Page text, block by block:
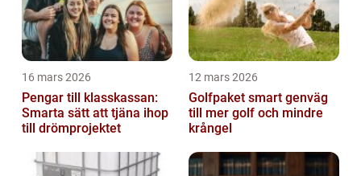
16 mars 2026
Pengar till klasskassan:
Smarta sätt att tjäna ihop
till drömprojektet
12 mars 2026
Golfpaket smart genväg
till mer golf och mindre
krångel